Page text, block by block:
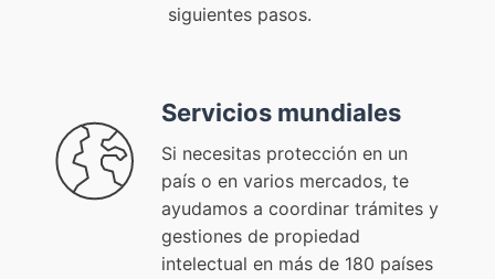
siguientes pasos.
Servicios mundiales
Si necesitas protección en un
país o en varios mercados, te
ayudamos a coordinar trámites y
gestiones de propiedad
intelectual en más de 180 países